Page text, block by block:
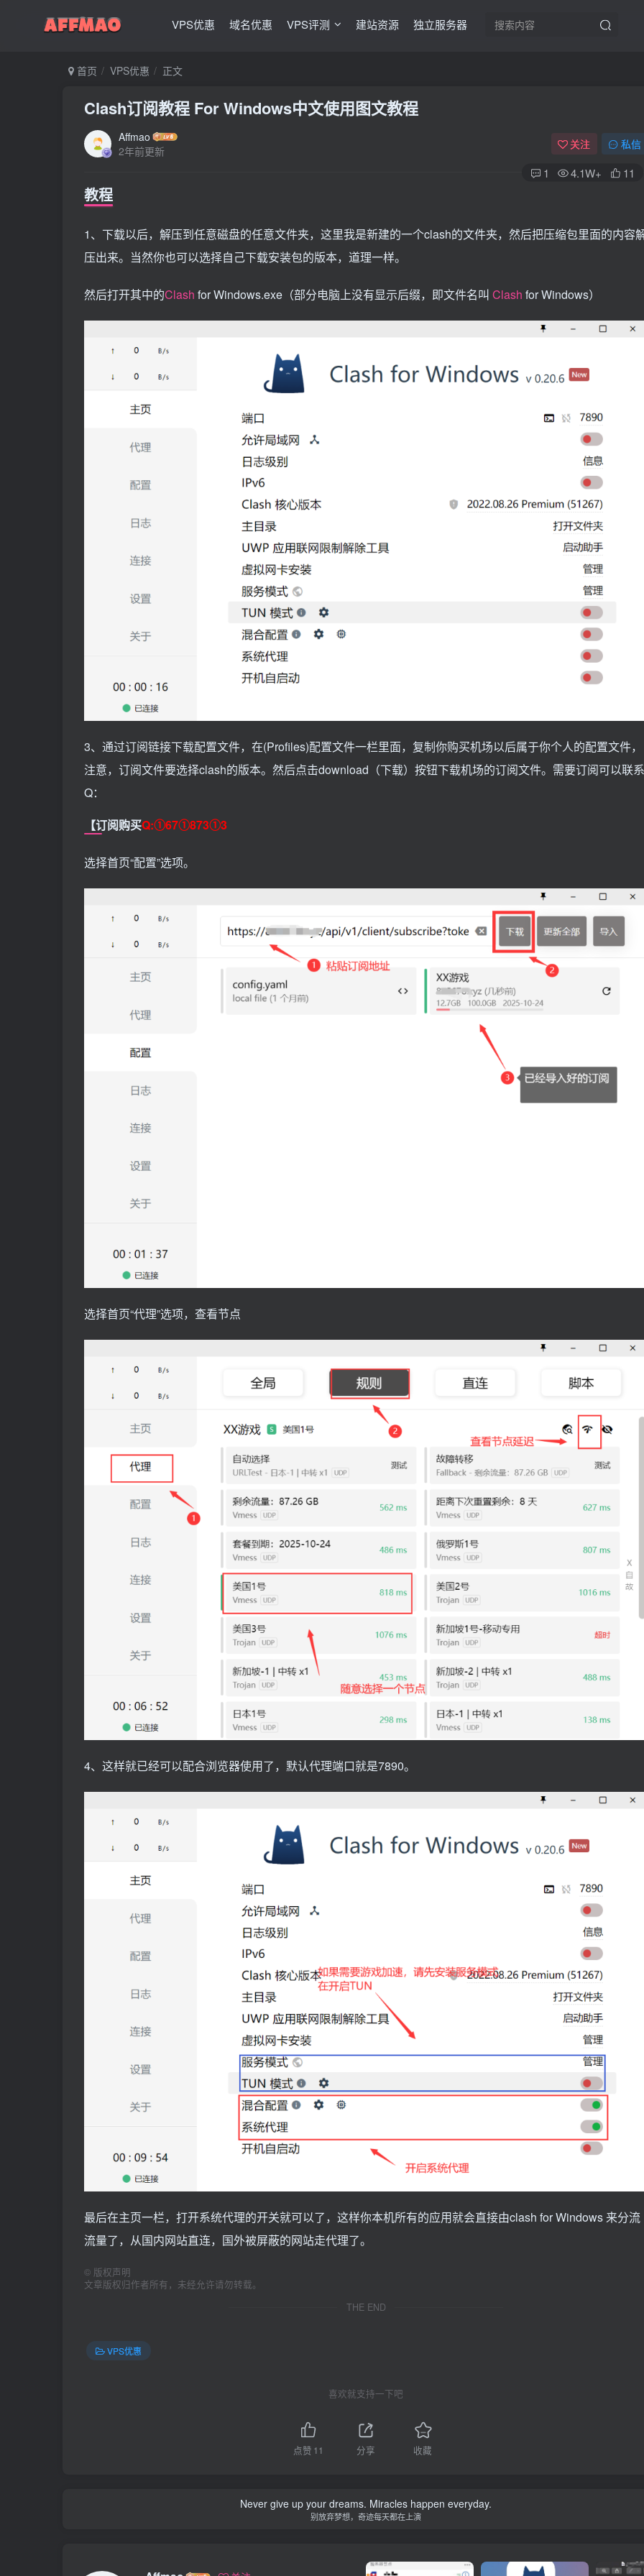
VPS优惠 域名优惠 VPS评测 建站资源 独立服务器
首页 VPS优惠 正文
Clash订阅教程 For Windows中文使用图文教程
Affmao
2年前更新
关注 私信
1 4.1W+ 11
教程
1、下载以后，解压到任意磁盘的任意文件夹，这里我是新建的一个clash的文件夹，然后把压缩包里面的内容
压出来。当然你也可以选择自己下载安装包的版本，道理一样。
然后打开其中的Clash for Windows.exe（部分电脑上没有显示后缀，即文件名叫 Clash for Windows）
3、通过订阅链接下载配置文件，在(Profiles)配置文件一栏里面，复制你购买机场以后属于你个人的配置文件，
注意，订阅文件要选择clash的版本。然后点击download（下载）按钮下载机场的订阅文件。需要订阅可以联系
Q：
【订阅购买Q:①67①873①3
选择首页“配置”选项。
选择首页“代理”选项，查看节点
4、这样就已经可以配合浏览器使用了，默认代理端口就是7890。
最后在主页一栏，打开系统代理的开关就可以了，这样你本机所有的应用就会直接由clash for Windows 来分流
流量了，从国内网站直连，国外被屏蔽的网站走代理了。
© 版权声明
文章版权归作者所有，未经允许请勿转载。
THE END
VPS优惠
喜欢就支持一下吧
点赞 11 分享 收藏
Never give up your dreams. Miracles happen everyday.
别放弃梦想，奇迹每天都在上演